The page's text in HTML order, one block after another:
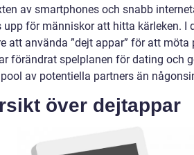
av smartphones och snabb
upp för människor att hitta kärleken. I
att använda ”dejt appar” för att möta
förändrat spelplanen för dating och
av potentiella partners än
över dejtappar